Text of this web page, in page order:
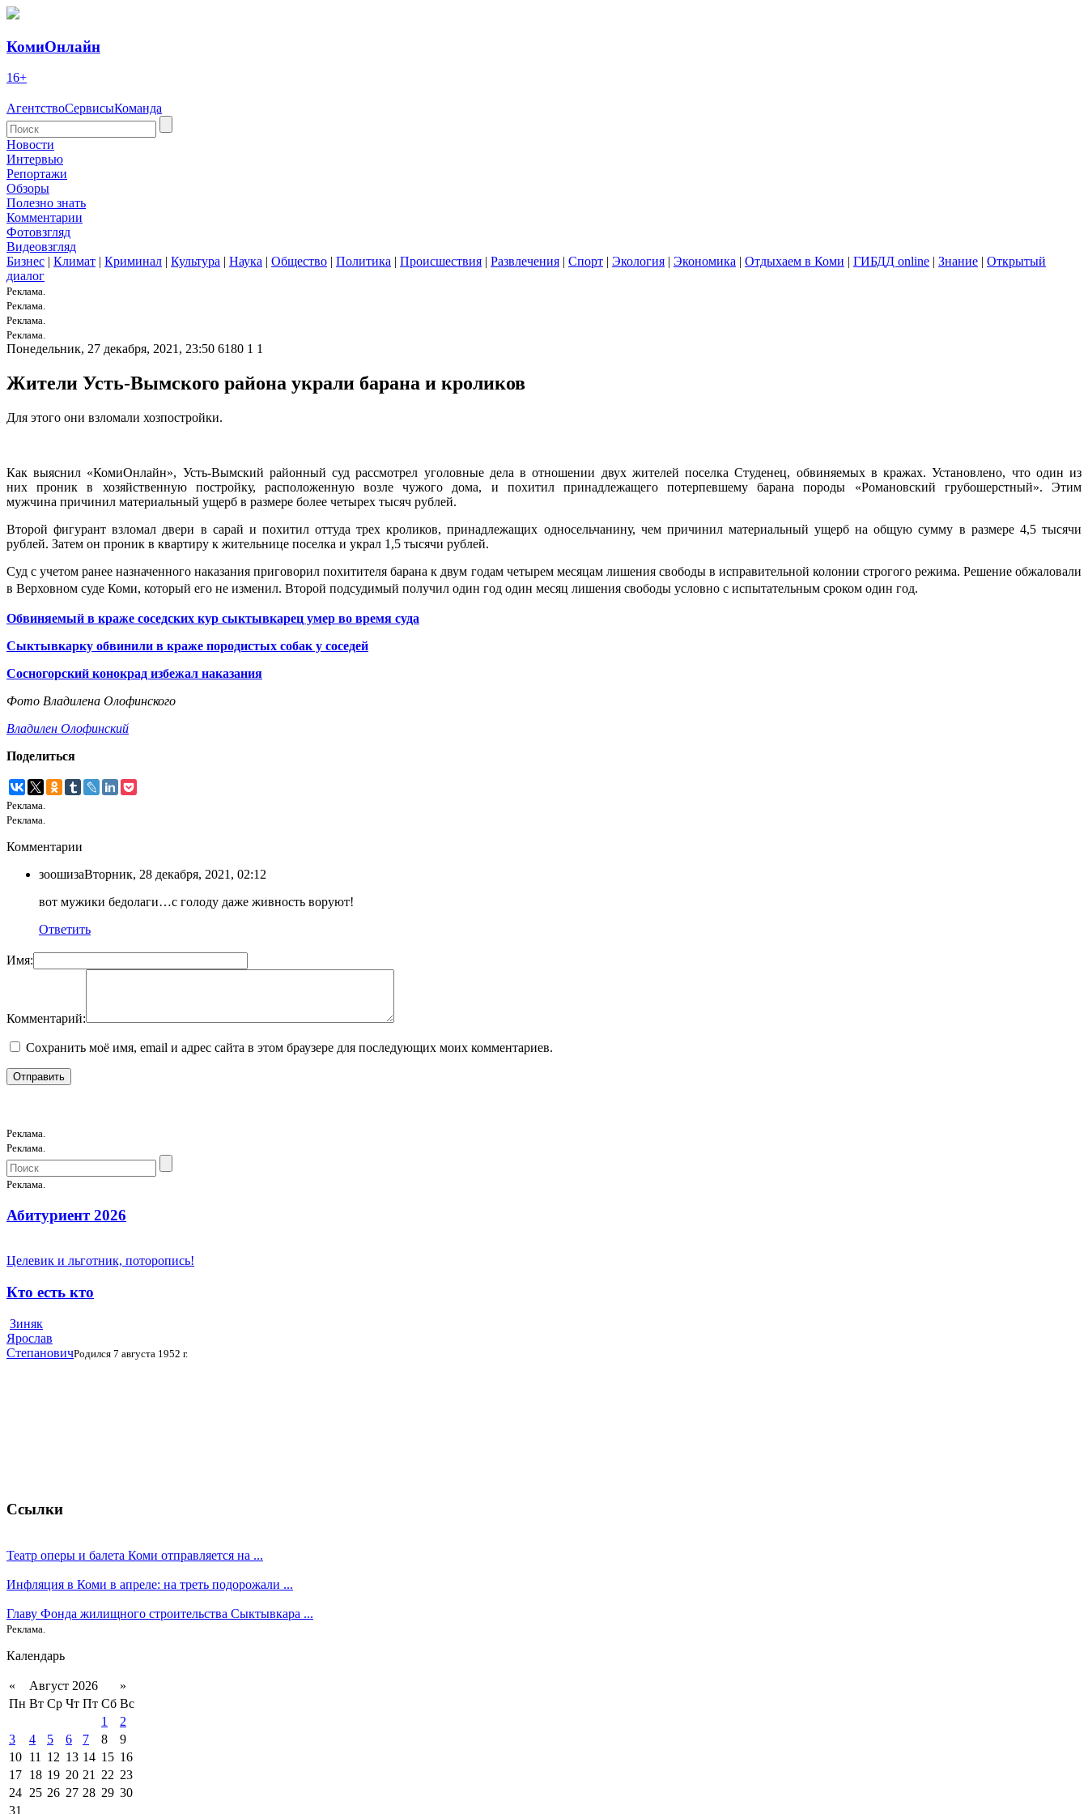
КомиОнлайн
16+
АгентствоСервисыКоманда
Новости
Интервью
Репортажи
Обзоры
Полезно знать
Комментарии
Фотовзгляд
Видеовзгляд
Бизнес | Климат | Криминал | Культура | Наука | Общество | Политика | Происшествия | Развлечения | Спорт | Экология | Экономика | Отдыхаем в Коми | ГИБДД online | Знание | Открытый
диалог
Реклама.
Реклама.
Реклама.
Реклама.
Понедельник, 27 декабря, 2021, 23:50 6180 1 1
Жители Усть-Вымского района украли барана и кроликов
Для этого они взломали хозпостройки.
Как выяснил «КомиОнлайн», Усть-Вымский районный суд рассмотрел уголовные дела в отношении двух жителей поселка Студенец, обвиняемых в кражах. Установлено, что один из
них проник в хозяйственную постройку, расположенную возле чужого дома, и похитил принадлежащего потерпевшему барана породы «Романовский грубошерстный». Этим
мужчина причинил материальный ущерб в размере более четырех тысяч рублей.
Второй фигурант взломал двери в сарай и похитил оттуда трех кроликов, принадлежащих односельчанину, чем причинил материальный ущерб на общую сумму в размере 4,5 тысячи
рублей. Затем он проник в квартиру к жительнице поселка и украл 1,5 тысячи рублей.
Суд с учетом ранее назначенного наказания приговорил похитителя барана к двум годам четырем месяцам лишения свободы в исправительной колонии строгого режима. Решение обжаловали
в Верховном суде Коми, который его не изменил. Второй подсудимый получил один год один месяц лишения свободы условно с испытательным сроком один год.
Обвиняемый в краже соседских кур сыктывкарец умер во время суда
Сыктывкарку обвинили в краже породистых собак у соседей
Сосногорский конокрад избежал наказания
Фото Владилена Олофинского
Владилен Олофинский
Поделиться
Реклама.
Реклама.
Комментарии
зоошизаВторник, 28 декабря, 2021, 02:12
вот мужики бедолаги…с голоду даже живность воруют!
Ответить
Имя:
Комментарий:
Сохранить моё имя, email и адрес сайта в этом браузере для последующих моих комментариев.
Реклама.
Реклама.
Реклама.
Абитуриент 2026
Целевик и льготник, поторопись!
Кто есть кто
Зиняк
Ярослав
СтепановичРодился 7 августа 1952 г.
Ссылки
Театр оперы и балета Коми отправляется на ...
Инфляция в Коми в апреле: на треть подорожали ...
Главу Фонда жилищного строительства Сыктывкара ...
Реклама.
Календарь
« Август 2026
»
Пн Вт Ср Чт Пт Сб Вс
1
2
3
4 5 6 7 8
9
10 11 12 13 14 15 16
17 18 19 20 21 22 23
24 25 26 27 28 29 30
31